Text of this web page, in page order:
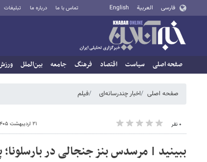
فارسی العربية English تماس با ما درباره ما تبلیغات
صفحه اصلی سیاست اقتصاد فرهنگ جامعه بین‌الملل
صفحه اصلی اخبار چندرسانه‌ای فیلم
۰ نفر ۲۱ اردیبهشت ۱۴۰۵ - ۲۲:۰۰
ببینید | مرسدس بنز جنجالی در